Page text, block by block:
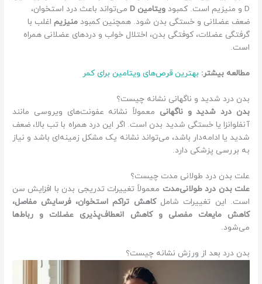
D و منیزیم است. کمبود
ویتامین D
می‌تواند باعث درد استخوان،
ضعف عضلانی و خستگی بدن شود. همچنین کمبودمنیزیم اغلب با
گرفتگی عضلات، کوفتگی بدن، اختلال خواب و دردهای عضلانی همراه
است.
مطالعه بیشتر: بهترین قرص‌های ویتامین برای کمر
بدن درد شدید و ناگهانی نشانه چیست؟
بدن درد شدید و ناگهانی معمولاً نشانه عفونت‌های ویروسی مانند
آنفلوانزا یا خستگی شدید بدن است. اگر این درد همراه با تب بالا، ضعف
شدید یا ادامه‌دار باشد، می‌تواند نشانه یک مشکل زمینه‌ای باشد و نیاز
به بررسی پزشکی دارد.
علت بدن درد طولانی مدت چیست؟
علت بدن درد طولانی‌مدت معمولاً تغییرات تدریجی بدن با افزایش سن
است. این تغییرات شاملکاهش تراکم استخوان، فرسایش مفاصل،
کاهش مایعات مفصلی و کاهش انعطاف‌پذیری عضلات و رباط‌ها
می‌شود.
بدن درد بعد از ورزش نشانه چیست؟